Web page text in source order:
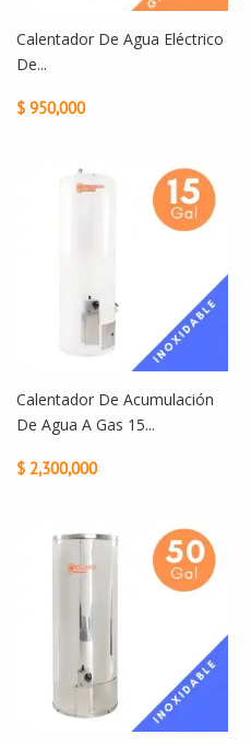
Calentador De Agua Eléctrico
De...
$ 950,000
Calentador De Acumulación
De Agua A Gas 15...
$ 2,300,000